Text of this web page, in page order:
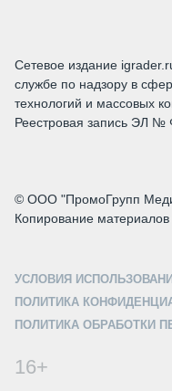
Сетевое издание
службе по надзору в
технологий и массовых
Реестровая запись ЭЛ №
© ООО "ПромоГрупп
Копирование
УСЛОВИЯ
ПОЛИТИКА
ПОЛИТИКА ОБРАБОТКИ
16+